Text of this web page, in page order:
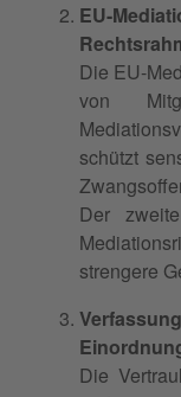
EU-
Die EU-
von
schützt
Der
strengere
Die